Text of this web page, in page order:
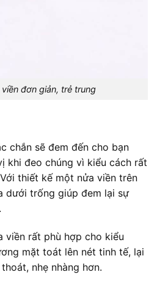
đơn giản, trẻ trung
chắn sẽ đem đến cho bạn
khi đeo chúng vì kiểu cách rất
thiết kế một nửa viền trên
dưới trống giúp đem lại sự
viền rất phù hợp cho kiểu
mặt toát lên nét tinh tế, lại
nhẹ nhàng hơn.